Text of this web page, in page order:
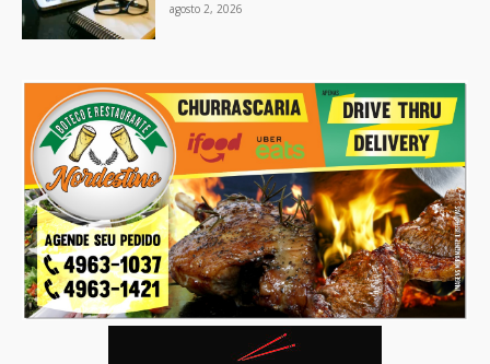
agosto 2, 2026